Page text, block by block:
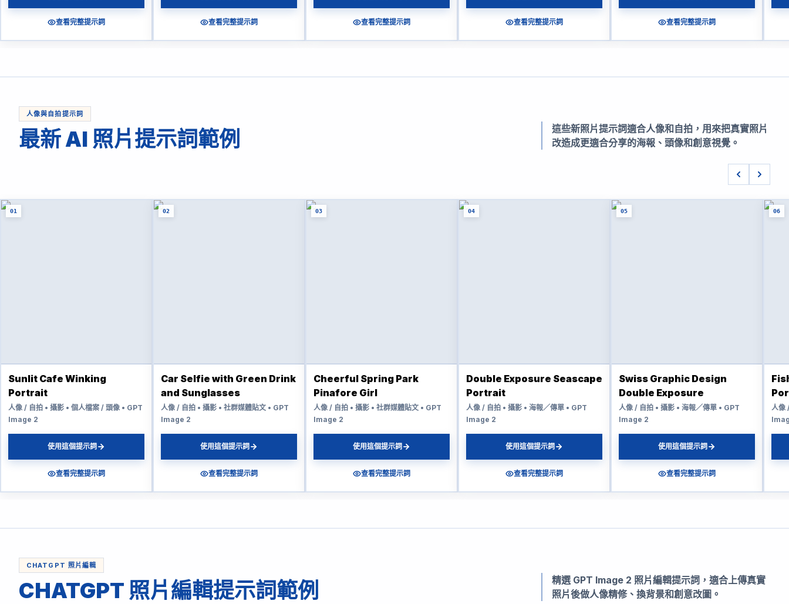
查看完整提示詞 查看完整提示詞 查看完整提示詞 查看完整提示詞 查看完整提示詞
人像與自拍提示詞
最新 AI 照片提示詞範例
這些新照片提示詞適合人像和自拍，用來把真實照片
改造成更適合分享的海報、頭像和創意視覺。
01
Sunlit Cafe Winking
Portrait
人像 / 自拍 • 攝影 • 個人檔案 / 頭像 • GPT
Image 2
使用這個提示詞
查看完整提示詞
02
Car Selfie with Green Drink
and Sunglasses
人像 / 自拍 • 攝影 • 社群媒體貼文 • GPT
Image 2
使用這個提示詞
查看完整提示詞
03
Cheerful Spring Park
Pinafore Girl
人像 / 自拍 • 攝影 • 社群媒體貼文 • GPT
Image 2
使用這個提示詞
查看完整提示詞
04
Double Exposure Seascape
Portrait
人像 / 自拍 • 攝影 • 海報／傳單 • GPT
Image 2
使用這個提示詞
查看完整提示詞
05
Swiss Graphic Design
Double Exposure
人像 / 自拍 • 攝影 • 海報／傳單 • GPT
Image 2
使用這個提示詞
查看完整提示詞
06
人像
CHATGPT 照片編輯
CHATGPT 照片編輯提示詞範例
精選 GPT Image 2 照片編輯提示詞，適合上傳真實
照片後做人像精修、換背景和創意改圖。